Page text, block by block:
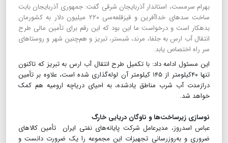
بهرام سرمست، استاندار آذربایجان شرقی گفت: جمهوری آذربایجان بابت
ساخت سدهای خداآفرین و قیزقلعه‌سی ۲۲۰ میلیون دلار به کشورمان
بدهکار است و درخواست ما این بود که این رقم برای تأمین مالی طرح
انتقال آب ارس به جلفا، مرند، شبستر، تبریز و هم‌چنین شهر و روستاهای
سر راه اختصاص یابد.
این مسئول ادامه داد: با تکمیل طرح انتقال آب ارس به تبریز که تاکنون
تنها ۴۰‌کیلومتر از ۱۴۵ کیلومتر آن لوله‌گذاری شده است، علاوه بر تأمین
دراز‌مدت آب شرب مناطق یادشده، به احیای دریاچه ارومیه هم کمک
خواهد شد.
نوسازی زیرساخت‌ها و ناوگان دریایی خارگ
عباس اسدروز، مدیرعامل شرکت پایانه‌های نفتی ایران تأمین کالاهای
ضروری و به‌روزرسانی تجهیزات این مجموعه را یک ضرورت دانست و